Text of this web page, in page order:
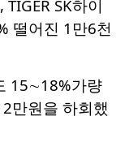
SK하이
떨어진 1만6천
15∼18%가량
만원을 하회했